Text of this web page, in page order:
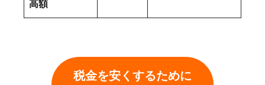
高額
税金を安くするために